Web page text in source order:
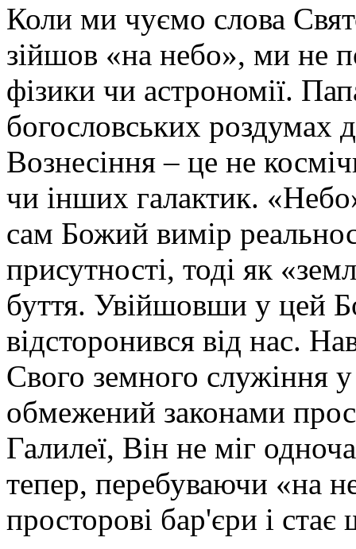
Коли ми чуємо слова
зійшов «на небо», ми не
фізики чи астрономії.
богословських роздумах
Вознесіння – це не
чи інших галактик.
сам Божий вимір
присутності, тоді як
буття. Увійшовши у цей
відсторонився від нас.
Свого земного служіння
обмежений законами
Галилеї, Він не міг
тепер, перебуваючи «на
просторові бар'єри і